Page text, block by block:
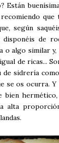
Están
que
según
de
o algo similar y,
de ricas...
sidrería
se os ocurra.
bien
alta